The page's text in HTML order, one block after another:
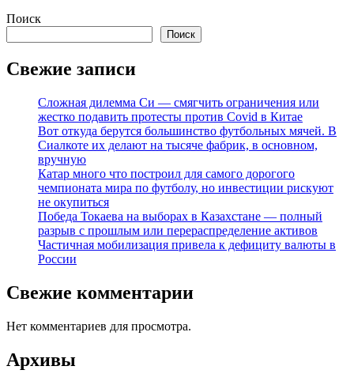
Поиск
Поиск
Свежие записи
Сложная дилемма Си — смягчить ограничения или
жестко подавить протесты против Covid в Китае
Вот откуда берутся большинство футбольных мячей. В
Сиалкоте их делают на тысяче фабрик, в основном,
вручную
Катар много что построил для самого дорогого
чемпионата мира по футболу, но инвестиции рискуют
не окупиться
Победа Токаева на выборах в Казахстане — полный
разрыв с прошлым или перераспределение активов
Частичная мобилизация привела к дефициту валюты в
России
Свежие комментарии
Нет комментариев для просмотра.
Архивы